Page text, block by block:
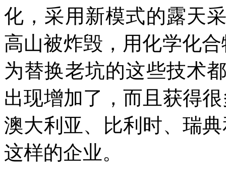
化，采用新模式的露天
高山被炸毁，用化学化合
为替换老坑的这些技术
出现增加了，而且获得
澳大利亚、比利时、瑞
这样的企业。